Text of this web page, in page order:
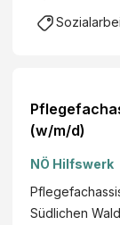
(w/m/d)
NÖ Hilfswerk
Südlichen